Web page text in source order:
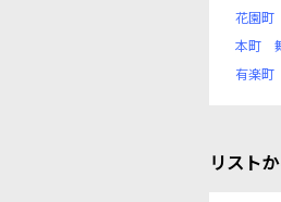
花園町
本町
有楽町
リスト